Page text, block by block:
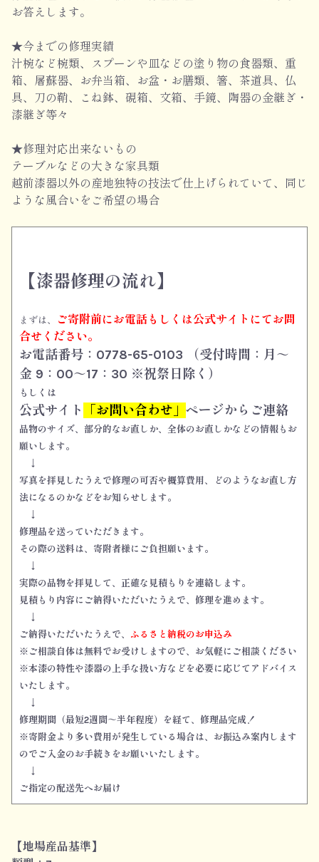
お答えします。
★今までの修理実績
汁椀など椀類、スプーンや皿などの塗り物の食器類、重
箱、屠蘇器、お弁当箱、お盆・お膳類、箸、茶道具、仏
具、刀の鞘、こね鉢、硯箱、文箱、手鏡、陶器の金継ぎ・
漆継ぎ等々
★修理対応出来ないもの
テーブルなどの大きな家具類
越前漆器以外の産地独特の技法で仕上げられていて、同じ
ような風合いをご希望の場合
【漆器修理の流れ】
まずは、
ご寄附前にお電話もしくは公式サイトにてお問
合せください。
お電話番号：0778-65-0103 （受付時間：月～
金 9：00～17：30 ※祝祭日除く）
もしくは
公式サイト 「お問い合わせ」 ページからご連絡
品物のサイズ、部分的なお直しか、全体のお直しかなどの情報もお
願いします。
↓
写真を拝見したうえで修理の可否や概算費用、どのようなお直し方
法になるのかなどをお知らせします。
↓
修理品を送っていただきます。
その際の送料は、寄附者様にご負担願います。
↓
実際の品物を拝見して、正確な見積もりを連絡します。
見積もり内容にご納得いただいたうえで、修理を進めます。
↓
ご納得いただいたうえで、 ふるさと納税のお申込み
※ご相談自体は無料でお受けしますので、お気軽にご相談ください
※本漆の特性や漆器の上手な扱い方などを必要に応じてアドバイス
いたします。
↓
修理期間（最短2週間～半年程度）を経て、修理品完成！
※寄附金より多い費用が発生している場合は、お振込み案内します
のでご入金のお手続きをお願いいたします。
↓
ご指定の配送先へお届け
【地場産品基準】